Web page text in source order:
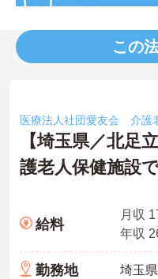
この
医療法人社団愛友会 介護
【埼玉県／北
護老人保健施設
給料
勤務地